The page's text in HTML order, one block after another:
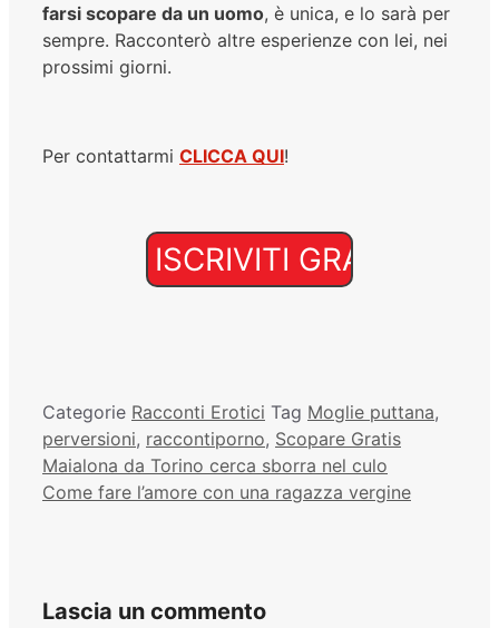
farsi scopare da un uomo, è unica, e lo sarà per
sempre. Racconterò altre esperienze con lei, nei
prossimi giorni.
Per contattarmi CLICCA QUI!
Categorie Racconti Erotici Tag Moglie puttana,
perversioni, raccontiporno, Scopare Gratis
Maialona da Torino cerca sborra nel culo
Come fare l’amore con una ragazza vergine
Lascia un commento